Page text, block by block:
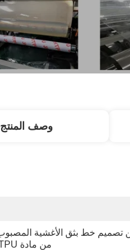
وصف المنتج
من مادة TPU بشكل مستقل